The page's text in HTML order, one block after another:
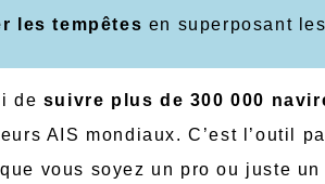
les tempêtes en superposant
de suivre plus de 300 000
AIS mondiaux. C’est l’outil
vous soyez un pro ou juste un